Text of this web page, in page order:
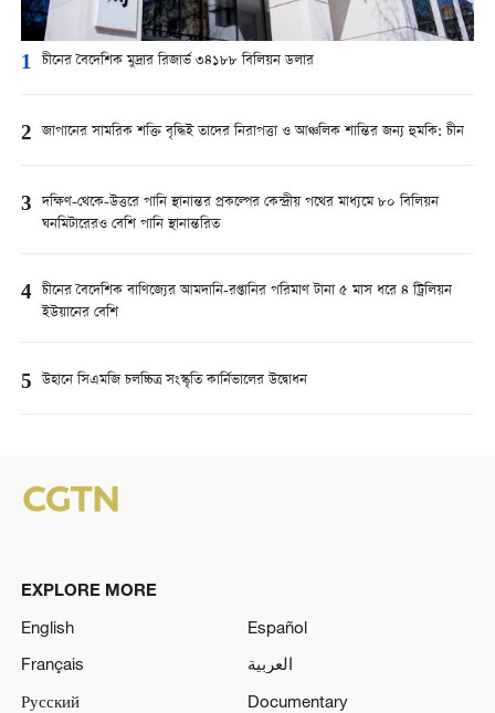
1 চীনের বৈদেশিক মুদ্রার রিজার্ভ ৩৪১৮৮ বিলিয়ন ডলার
2 জাপানের সামরিক শক্তি বৃদ্ধিই তাদের নিরাপত্তা ও আঞ্চলিক শান্তির জন্য হুমকি: চীন
3 দক্ষিণ-থেকে-উত্তরে পানি স্থানান্তর প্রকল্পের কেন্দ্রীয় পথের মাধ্যমে ৮০ বিলিয়ন
ঘনমিটারেরও বেশি পানি স্থানান্তরিত
4 চীনের বৈদেশিক বাণিজ্যের আমদানি-রপ্তানির পরিমাণ টানা ৫ মাস ধরে ৪ ট্রিলিয়ন
ইউয়ানের বেশি
5 উহানে সিএমজি চলচ্চিত্র সংস্কৃতি কার্নিভালের উদ্বোধন
EXPLORE MORE
English
Español
Français
العربية
Русский
Documentary